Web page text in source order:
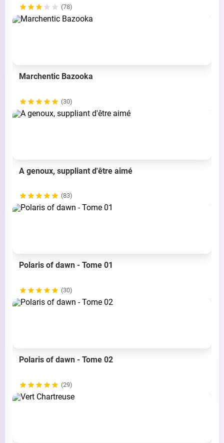
(78)
Marchentic Bazooka
(30)
A genoux, suppliant d'être aimé
(83)
Polaris of dawn - Tome 01
(30)
Polaris of dawn - Tome 02
(29)